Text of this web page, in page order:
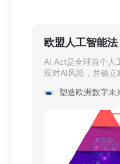
欧盟人工智能法
AI Act是全球首个人
应对AI风险，并确立
塑造欧洲数字未